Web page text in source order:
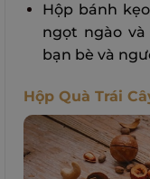
Hộp bánh
ngọt ngào
bạn bè và
Hộp Quà Trái